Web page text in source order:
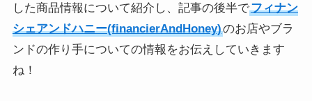
した商品情報について紹介し、記事の後半でフィナン
シェアンドハニー(financierAndHoney)のお店やブラ
ンドの作り手についての情報をお伝えしていきます
ね！